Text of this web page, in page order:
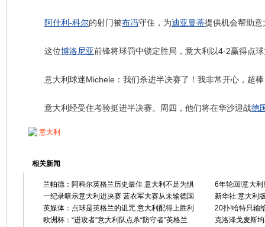
阿什利-科尔的射门被布冯守住，为迪亚曼蒂提供机会帮助意
这位博洛尼亚前锋将球罚中锁定胜局，意大利以4-2赢得点
意大利球迷Michele：我们杀进半决赛了！我非常开心，超棒
意大利经受住考验挺进半决赛。周四，他们将在华沙迎战德
意大利
相关新闻
兰帕德：阿科尔英格兰历史最佳 意大利不足为惧
6年轮回!意大
一纪录暗示意大利进决赛 蓝衣军大赛从未输德国
新华社:意大利
英媒体：点球是英格兰的诅咒 意大利配得上胜利
20扑!哈特只输
欧洲杯：“进攻者”意大利队点杀“防守者”英格兰
克洛泽戈麦斯